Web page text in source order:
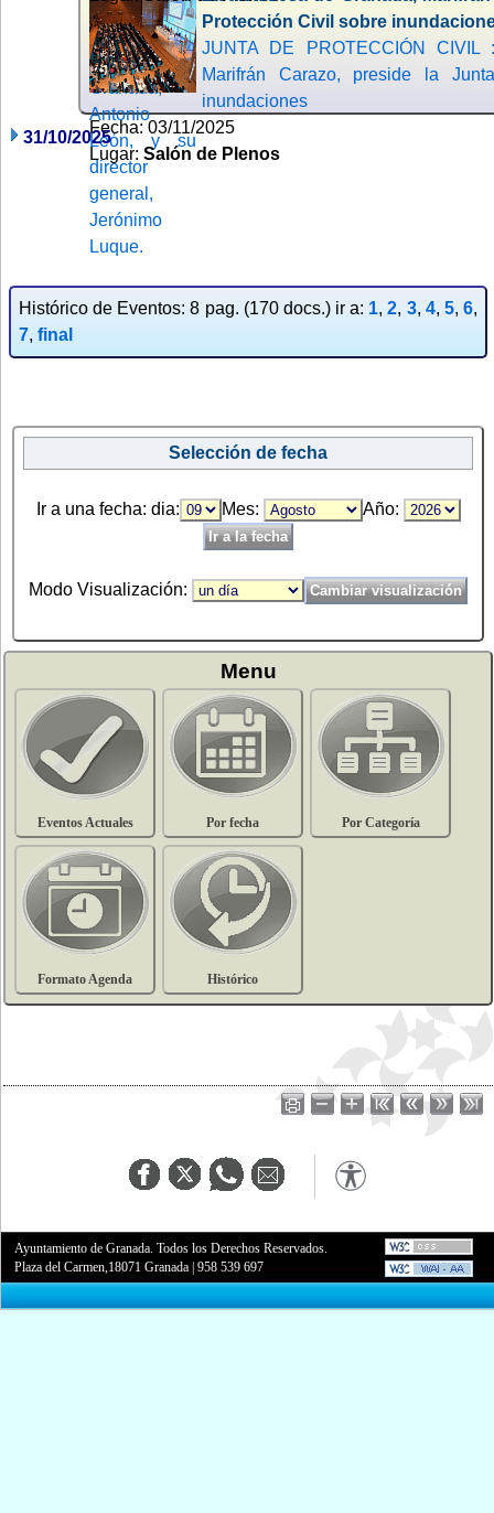
Protección Civil sobre
JUNTA DE PROTECCIÓN
Marifrán Carazo, preside la
inundaciones
Fecha: 03/11/2025
Lugar: Salón de Plenos
31/10/2025
Histórico de Eventos: 8 pag. (170 docs.) ir a: 1,2, 3, 4, 5,6,
7, final
Selección de fecha
Ir a una fecha: dia: Mes: Año:
Modo Visualización:
Menu
Eventos Actuales Por fecha Por Categoría
Formato Agenda Histórico
Ayuntamiento de Granada. Todos los Derechos Reservados.
Plaza del Carmen,18071 Granada |958 539 697